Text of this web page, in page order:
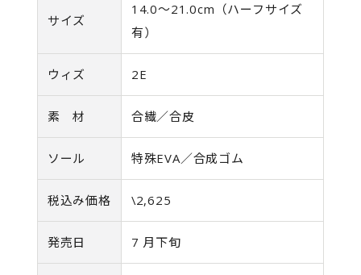
サイズ
14.0～21.0cm（ハーフサイズ
有）
ウィズ 2E
素 材 合繊／合皮
ソール 特殊EVA／合成ゴム
税込み価格 \2,625
発売日 7 月下旬